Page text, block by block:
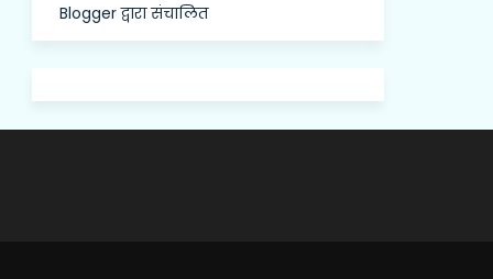
Blogger द्वारा संचालित